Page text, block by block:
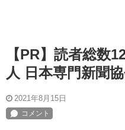
【PR】読者総数
人 日本専門新聞
2021年8月15日